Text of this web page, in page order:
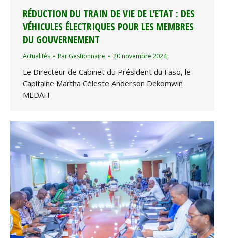
RÉDUCTION DU TRAIN DE VIE DE L’ETAT : DES
VÉHICULES ÉLECTRIQUES POUR LES MEMBRES
DU GOUVERNEMENT
Actualités Par Gestionnaire 20 novembre 2024
Le Directeur de Cabinet du Président du Faso, le
Capitaine Martha Céleste Anderson Dekomwin
MEDAH